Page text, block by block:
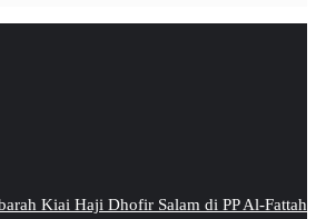
Kiai Haji Dhofir Salam di PP Al-Fattah